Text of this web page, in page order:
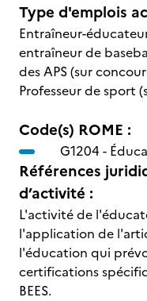
Type d'emplois
Entraîneur-
entraîneur de
des APS (sur
Professeur de sport
Code(s) ROME :
G1204 -
Références
d’activité :
L'activité de
l'application de
l'éducation qui
certifications
BEES.